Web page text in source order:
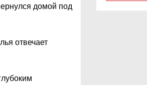
домой под
отвечает